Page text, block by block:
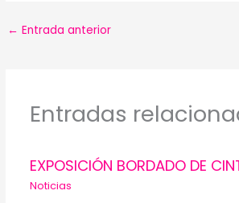
← Entrada anterior
Entradas
EXPOSICIÓN BORDADO DE
Noticias